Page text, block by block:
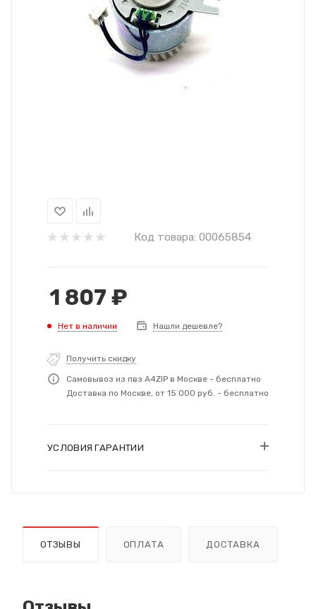
Код товара: 00065854
1 807 ₽
Нет в наличии Нашли дешевле?
Получить скидку
Самовывоз из пвз A4ZIP в Москве - бесплатно
Доставка по Москве, от 15 000 руб. - бесплатно
УСЛОВИЯ ГАРАНТИИ
ОТЗЫВЫ ОПЛАТА ДОСТАВКА